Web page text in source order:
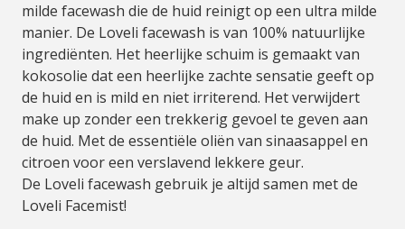
milde facewash die de huid reinigt op een ultra milde
manier. De Loveli facewash is van 100% natuurlijke
ingrediënten. Het heerlijke schuim is gemaakt van
kokosolie dat een heerlijke zachte sensatie geeft op
de huid en is mild en niet irriterend. Het verwijdert
make up zonder een trekkerig gevoel te geven aan
de huid. Met de essentiële oliën van sinaasappel en
citroen voor een verslavend lekkere geur.
De Loveli facewash gebruik je altijd samen met de
Loveli Facemist!